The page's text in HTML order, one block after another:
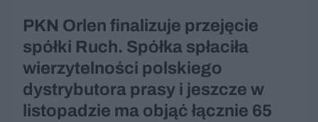
PKN Orlen finalizuje przejęcie
spółki Ruch. Spółka spłaciła
wierzytelności polskiego
dystrybutora prasy i jeszcze w
listopadzie ma objąć łącznie 65